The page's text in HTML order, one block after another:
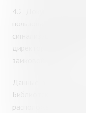
4.2.
пользователей
сигнализацией,
директора, в шкафах
замковой системой.
Данные, вносимые в
Библиотеки,
расположенных по